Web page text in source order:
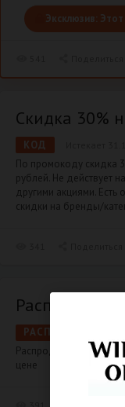
Эксклюзив:
Скидка 30%
КОД
По промокоду скидка
рублей. Не действует
другими акциями. Есть
скидки на бренды/
Распродажа
РАСПРОДАЖА
Распродажа в Williams
цене